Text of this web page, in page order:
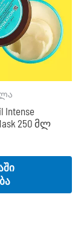
Intense
250 მლ